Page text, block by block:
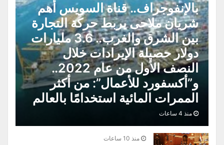
بالإنفوجراف.. قناة السويس أهم
شريان ملاحى يربط حركة التجارة
بين الشرق والغرب.. 3.6 مليارات
دولار حصيلة الإيرادات خلال
النصف الأول من عام 2022..
و”أكسفورد للأعمال”: من أكثر
الممرات المائية استخدامًا بالعالم
منذ 4 ساعات
منذ 10 ساعات